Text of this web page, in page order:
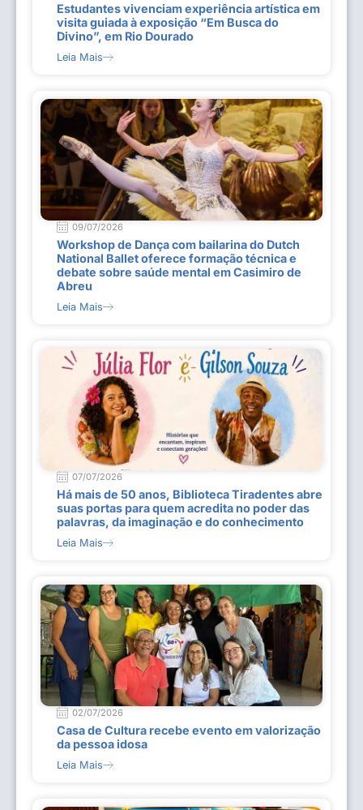
Estudantes vivenciam experiência artística em
visita guiada à exposição “Em Busca do
Divino”, em Rio Dourado
Leia Mais
09/07/2026
Workshop de Dança com bailarina do Dutch
National Ballet oferece formação técnica e
debate sobre saúde mental em Casimiro de
Abreu
Leia Mais
07/07/2026
Há mais de 50 anos, Biblioteca Tiradentes abre
suas portas para quem acredita no poder das
palavras, da imaginação e do conhecimento
Leia Mais
02/07/2026
Casa de Cultura recebe evento em valorização
da pessoa idosa
Leia Mais